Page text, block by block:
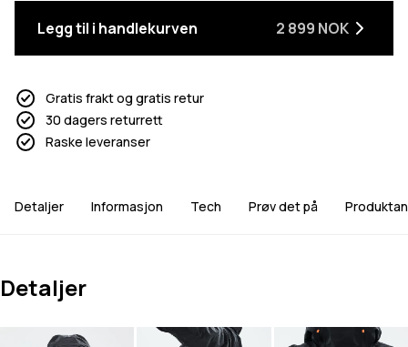
Legg til i handlekurven 2 899 NOK
Gratis frakt og gratis retur
30 dagers returrett
Raske leveranser
Detaljer Informasjon Tech Prøv det på
Detaljer